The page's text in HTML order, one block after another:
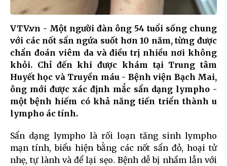
VTV.vn - Một người đàn ông 54 tuổi sống chung
với các nốt sẩn ngứa suốt hơn 10 năm, từng được
chẩn đoán viêm da và điều trị nhiều nơi không
khỏi. Chỉ đến khi được khám tại Trung tâm
Huyết học và Truyền máu - Bệnh viện Bạch Mai,
ông mới được xác định mắc sẩn dạng lympho -
một bệnh hiếm có khả năng tiến triển thành u
lympho ác tính.
Sẩn dạng lympho là rối loạn tăng sinh lympho
mạn tính, biểu hiện bằng các nốt sẩn đỏ, hoại tử
nhẹ, tự lành và để lại sẹo. Bệnh dễ bị nhầm lẫn với